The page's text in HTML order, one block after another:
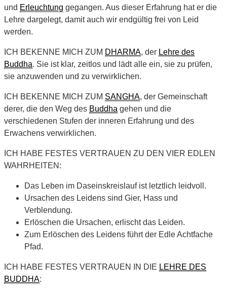
und Erleuchtung gegangen. Aus dieser Erfahrung hat er die
Lehre dargelegt, damit auch wir endgültig frei von Leid
werden.
ICH BEKENNE MICH ZUM DHARMA, der Lehre des
Buddha. Sie ist klar, zeitlos und lädt alle ein, sie zu prüfen,
sie anzuwenden und zu verwirklichen.
ICH BEKENNE MICH ZUM SANGHA, der Gemeinschaft
derer, die den Weg des Buddha gehen und die
verschiedenen Stufen der inneren Erfahrung und des
Erwachens verwirklichen.
ICH HABE FESTES VERTRAUEN ZU DEN VIER EDLEN
WAHRHEITEN:
Das Leben im Daseinskreislauf ist letztlich leidvoll.
Ursachen des Leidens sind Gier, Hass und
Verblendung.
Erlöschen die Ursachen, erlischt das Leiden.
Zum Erlöschen des Leidens führt der Edle Achtfache
Pfad.
ICH HABE FESTES VERTRAUEN IN DIE LEHRE DES
BUDDHA: